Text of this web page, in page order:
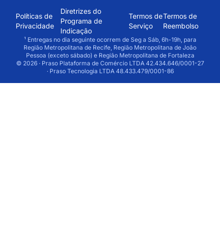
Políticas de
Privacidade
Diretrizes do
Programa de
Indicação
Termos de
Serviço
Termos de
Reembolso
¹ Entregas no dia seguinte ocorrem de Seg a Sáb, 6h-19h, para
Região Metropolitana de Recife, Região Metropolitana de João
Pessoa (exceto sábado) e Região Metropolitana de Fortaleza
© 2026 · Praso Plataforma de Comércio LTDA 42.434.646/0001-27
· Praso Tecnologia LTDA 48.433.479/0001-86